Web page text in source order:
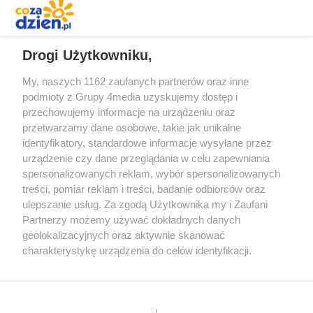
Redakcja Reklama Prywatność
Praca Łódź
the:protocol
Drogi Użytkowniku,
My, naszych 1162 zaufanych partnerów oraz inne
podmioty z Grupy 4media uzyskujemy dostęp i
przechowujemy informacje na urządzeniu oraz
przetwarzamy dane osobowe, takie jak unikalne
identyfikatory, standardowe informacje wysyłane przez
urządzenie czy dane przeglądania w celu zapewniania
spersonalizowanych reklam, wybór spersonalizowanych
treści, pomiar reklam i treści, badanie odbiorców oraz
ulepszanie usług. Za zgodą Użytkownika my i Zaufani
Partnerzy możemy używać dokładnych danych
geolokalizacyjnych oraz aktywnie skanować
charakterystykę urządzenia do celów identyfikacji.